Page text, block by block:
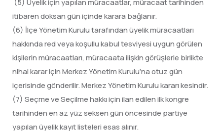
(5) Üyelik için yapılan müracaatlar, müracaat tarihinden
itibaren doksan gün içinde karara bağlanır.
(6) İlçe Yönetim Kurulu tarafından üyelik müracaatları
hakkında red veya koşullu kabul tesviyesi uygun görülen
kişilerin müracaatları, müracaata ilişkin görüşlerle birlikte
nihai karar için Merkez Yönetim Kurulu’na otuz gün
içerisinde gönderilir. Merkez Yönetim Kurulu kararı kesindir.
(7) Seçme ve Seçilme hakkı için ilan edilen ilk kongre
tarihinden en az yüz seksen gün öncesinde partiye
yapılan üyelik kayıt listeleri esas alınır.